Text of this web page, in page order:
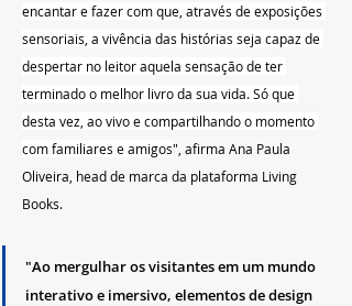
encantar e fazer com que, através de exposições
sensoriais, a vivência das histórias seja capaz de
despertar no leitor aquela sensação de ter
terminado o melhor livro da sua vida. Só que
desta vez, ao vivo e compartilhando o momento
com familiares e amigos", afirma Ana Paula
Oliveira, head de marca da plataforma Living
Books.
"Ao mergulhar os visitantes em um mundo
interativo e imersivo, elementos de design